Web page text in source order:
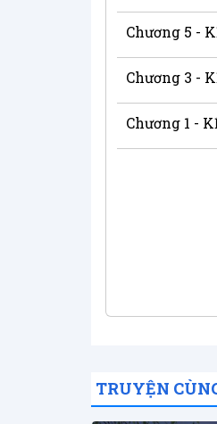
TRUYỆN